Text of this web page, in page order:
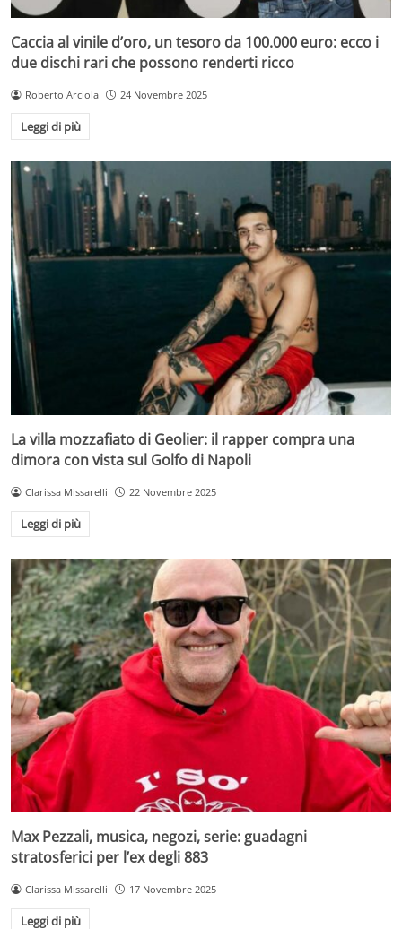
Caccia al vinile d’oro, un tesoro da 100.000 euro: ecco i
due dischi rari che possono renderti ricco
Roberto Arciola 24 Novembre 2025
Leggi di più
La villa mozzafiato di Geolier: il rapper compra una
dimora con vista sul Golfo di Napoli
Clarissa Missarelli 22 Novembre 2025
Leggi di più
Max Pezzali, musica, negozi, serie: guadagni
stratosferici per l’ex degli 883
Clarissa Missarelli 17 Novembre 2025
Leggi di più